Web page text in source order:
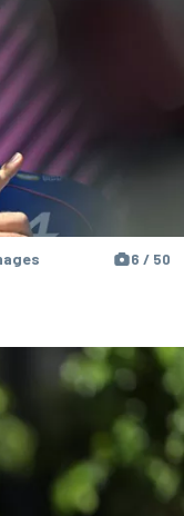
6 / 50